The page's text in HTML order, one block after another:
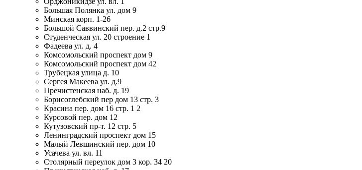
Большая Полянка ул. дом 9
Минская корп. 1-26
Большой Саввинский пер. д.2 стр.9
Студенческая ул. 20 строение 1
Фадеева ул. д. 4
Комсомольский проспект дом 9
Комсомольский проспект дом 42
Трубецкая улица д. 10
Сергея Макеева ул. д.9
Пречистенская наб. д. 19
Борисоглебский пер дом 13 стр. 3
Красина пер. дом 16 стр. 1 2
Курсовой пер. дом 12
Кутузовский пр-т. 12 стр. 5
Ленинградский проспект дом 15
Малый Левшинский пер. дом 10
Усачева ул. вл. 11
Столярный переулок дом 3 кор. 34 20